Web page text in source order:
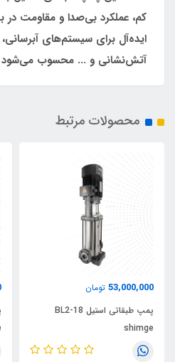
کم، عملکرد بی‌صدا و مقاومت در
ایده‌آل برای سیستم‌های آبرسانی،
آتش‌نشانی و ... محسوب
محصولات مرتبط
53,000,000 تومان
پمپ طبقاتی استیل BL2-18
shimge